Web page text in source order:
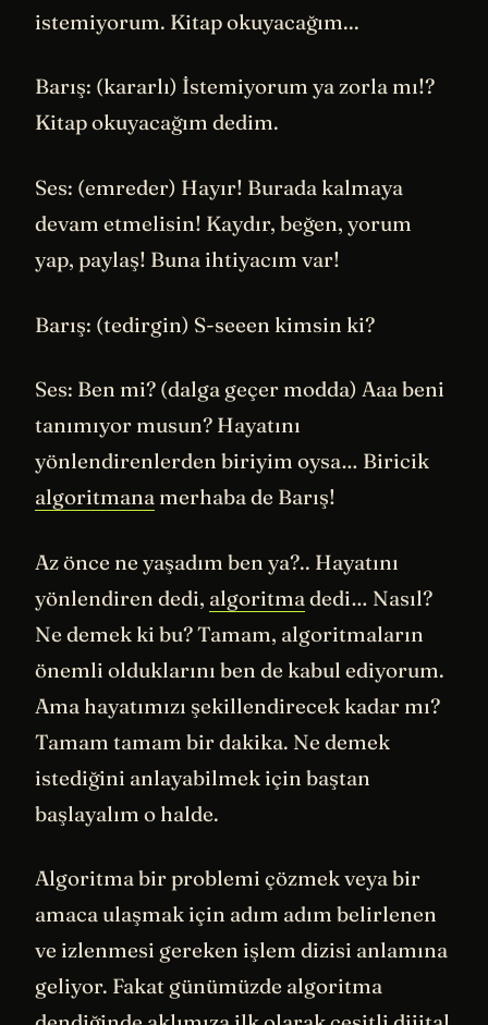
istemiyorum. Kitap okuyacağım...
Barış: (kararlı) İstemiyorum ya zorla mı!?
Kitap okuyacağım dedim.
Ses: (emreder) Hayır! Burada kalmaya
devam etmelisin! Kaydır, beğen, yorum
yap, paylaş! Buna ihtiyacım var!
Barış: (tedirgin) S-seeen kimsin ki?
Ses: Ben mi? (dalga geçer modda) Aaa beni
tanımıyor musun? Hayatını
yönlendirenlerden biriyim oysa… Biricik
algoritmana merhaba de Barış!
Az önce ne yaşadım ben ya?.. Hayatını
yönlendiren dedi, algoritmadedi… Nasıl?
Ne demek ki bu? Tamam, algoritmaların
önemli olduklarını ben de kabul ediyorum.
Ama hayatımızı şekillendirecek kadar mı?
Tamam tamam bir dakika. Ne demek
istediğini anlayabilmek için baştan
başlayalım o halde.
Algoritma bir problemi çözmek veya bir
amaca ulaşmak için adım adım belirlenen
ve izlenmesi gereken işlem dizisi anlamına
geliyor. Fakat günümüzde algoritma